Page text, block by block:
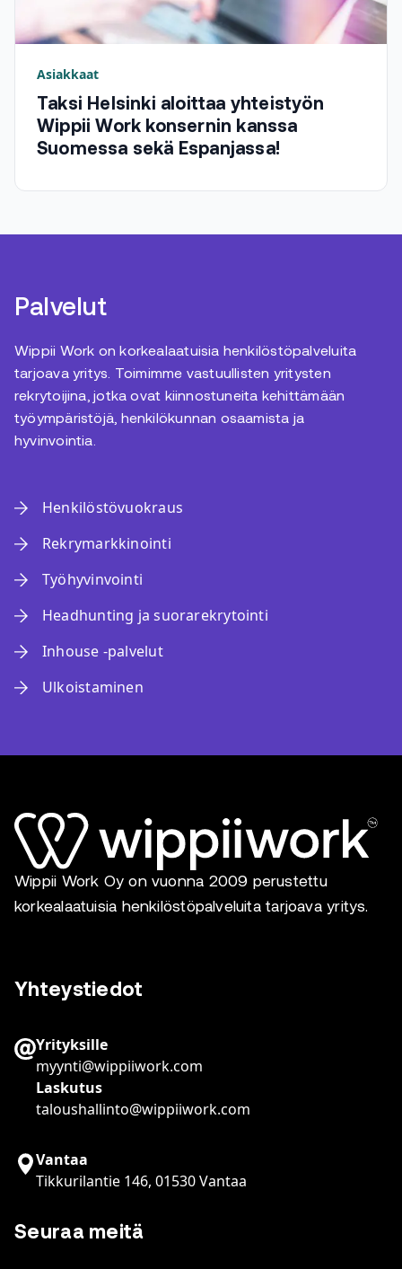
Asiakkaat
Taksi Helsinki aloittaa yhteistyön
Wippii Work konsernin kanssa
Suomessa sekä Espanjassa!
Palvelut
Wippii Work on korkealaatuisia henkilöstöpalveluita
tarjoava yritys. Toimimme vastuullisten yritysten
rekrytoijina, jotka ovat kiinnostuneita kehittämään
työympäristöjä, henkilökunnan osaamista ja
hyvinvointia.
Henkilöstövuokraus
Rekrymarkkinointi
Työhyvinvointi
Headhunting ja suorarekrytointi
Inhouse -palvelut
Ulkoistaminen
Wippii Work Oy on vuonna 2009 perustettu
korkealaatuisia henkilöstöpalveluita tarjoava yritys.
Yhteystiedot
Yrityksille
myynti@wippiiwork.com
Laskutus
taloushallinto@wippiiwork.com
Vantaa
Tikkurilantie 146, 01530 Vantaa
Seuraa meitä